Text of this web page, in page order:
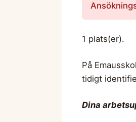
1 plats(er).
På
tidigt
Dina